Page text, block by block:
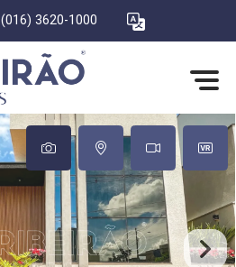
(016) 3620-1000